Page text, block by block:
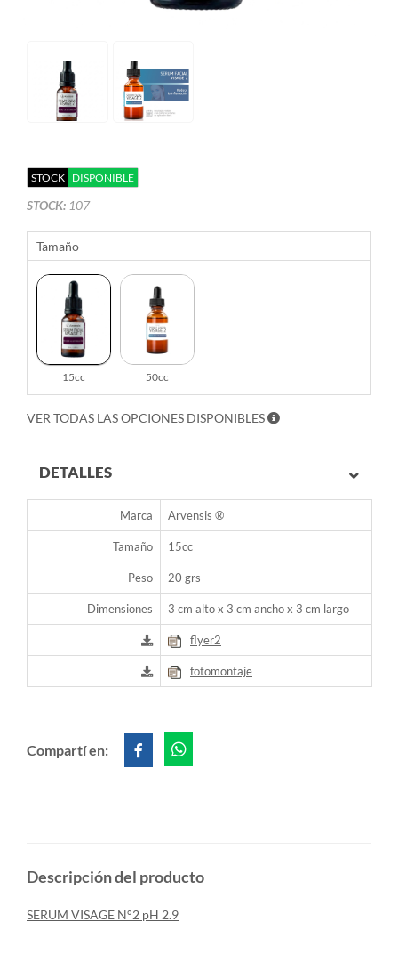
STOCK DISPONIBLE
STOCK: 107
Tamaño
15cc 50cc
VER TODAS LAS OPCIONES DISPONIBLES
DETALLES
Marca Arvensis ®
Tamaño 15cc
Peso 20 grs
Dimensiones 3 cm alto x 3 cm ancho x 3 cm largo
flyer2
fotomontaje
Compartí en:
Descripción del producto
SERUM VISAGE N°2 pH 2.9